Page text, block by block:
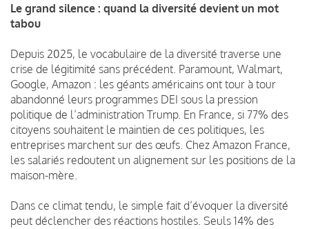
Le grand silence : quand la diversité devient un mot
tabou
Depuis 2025, le vocabulaire de la diversité traverse une
crise de légitimité sans précédent. Paramount, Walmart,
Google, Amazon : les géants américains ont tour à tour
abandonné leurs programmes DEI sous la pression
politique de l’administration Trump. En France, si 77% des
citoyens souhaitent le maintien de ces politiques, les
entreprises marchent sur des œufs. Chez Amazon France,
les salariés redoutent un alignement sur les positions de la
maison-mère.
Dans ce climat tendu, le simple fait d’évoquer la diversité
peut déclencher des réactions hostiles. Seuls 14% des